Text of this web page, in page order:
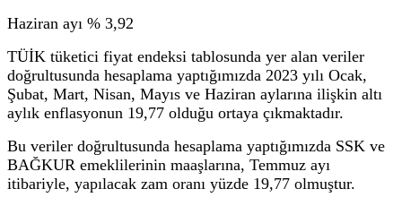
Haziran ayı % 3,92
TÜİK tüketici fiyat endeksi tablosunda yer alan veriler
doğrultusunda hesaplama yaptığımızda 2023 yılı Ocak,
Şubat, Mart, Nisan, Mayıs ve Haziran aylarına ilişkin altı
aylık enflasyonun 19,77 olduğu ortaya çıkmaktadır.
Bu veriler doğrultusunda hesaplama yaptığımızda SSK ve
BAĞKUR emeklilerinin maaşlarına, Temmuz ayı
itibariyle, yapılacak zam oranı yüzde 19,77 olmuştur.